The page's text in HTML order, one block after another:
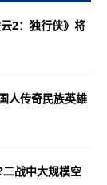
2：独行侠》将
人传奇民族英雄
战中大规模空